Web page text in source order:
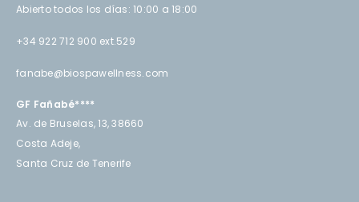
Abierto todos los días: 10:00 a 18:00
+34 922 712 900 ext.529
fanabe@biospawellness.com
GF Fañabé****
Av. de Bruselas, 13, 38660
Costa Adeje,
Santa Cruz de Tenerife